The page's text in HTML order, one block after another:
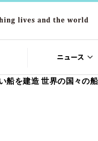
ニュース
船を建造 世界の国々の